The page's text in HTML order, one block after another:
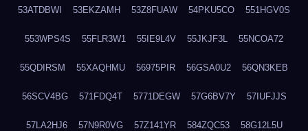
53ATDBWI 53EKZAMH 53Z8FUAW 54PKU5CO 551HGV0S
553WPS4S 55FLR3W1 55IE9L4V 55JKJF3L 55NCOA72
55QDIRSM 55XAQHMU 56975PIR 56GSA0U2 56QN3KEB
56SCV4BG 571FDQ4T 5771DEGW 57G6BV7Y 57IUFJJS
57LA2HJ6 57N9R0VG 57Z141YR 584ZQC53 58G12L5U